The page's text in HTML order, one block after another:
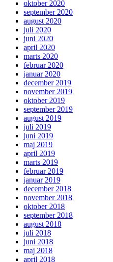
oktober 2020
september 2020
august 2020
juli 2020
juni 2020
april 2020
marts 2020
februar 2020
januar 2020
december 2019
november 2019
oktober 2019
september 2019
august 2019
juli 2019
juni 2019
maj 2019
april 2019
marts 2019
februar 2019
januar 2019
december 2018
november 2018
oktober 2018
september 2018
august 2018
juli 2018
juni 2018
maj 2018
april 2018